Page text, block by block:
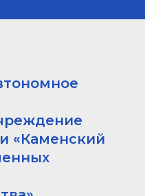
«Каменский